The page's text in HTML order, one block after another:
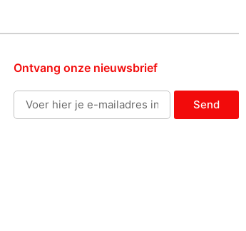
Ontvang onze nieuwsbrief
Send